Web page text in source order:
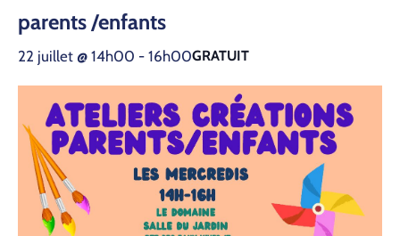
Découvrir
Emplois
Contact
parents /enfants
22 juillet @ 14h00 - 16h00GRATUIT